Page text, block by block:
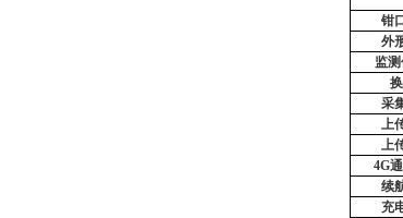
钳
外
监
换
采
上
上
4G
续
充